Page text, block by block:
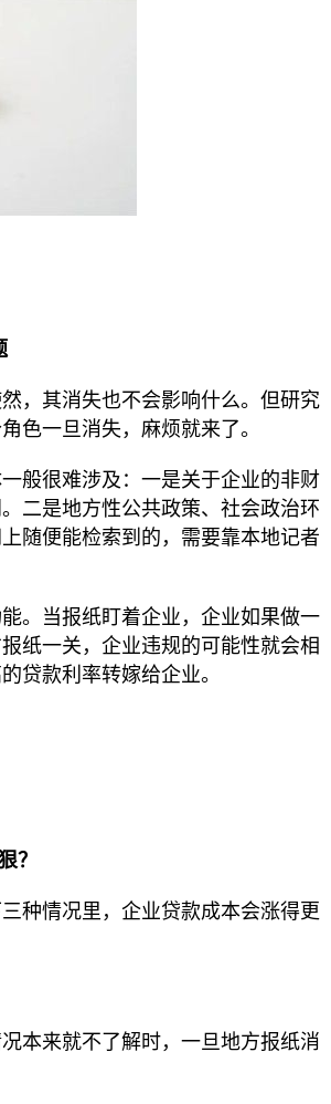
，其消失也不会影响什么。但研究
色一旦消失，麻烦就来了。
般很难涉及：一是关于企业的非财
二是地方性公共政策、社会政治环
随便能检索到的，需要靠本地记者
。当报纸盯着企业，企业如果做一
纸一关，企业违规的可能性就会相
贷款利率转嫁给企业。
？
种情况里，企业贷款成本会涨得更
本来就不了解时，一旦地方报纸消